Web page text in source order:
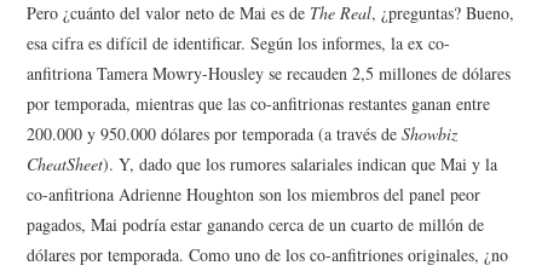
Pero ¿cuánto del valor neto de Mai es de The Real, ¿preguntas? Bueno,
esa cifra es difícil de identificar. Según los informes, la ex co-
anfitriona Tamera Mowry-Housley se recauden 2,5 millones de dólares
por temporada, mientras que las co-anfitrionas restantes ganan entre
200.000 y 950.000 dólares por temporada (a través deShowbiz
CheatSheet). Y, dado que los rumores salariales indican que Mai y la
co-anfitriona Adrienne Houghton son los miembros del panel peor
pagados, Mai podría estar ganando cerca de un cuarto de millón de
dólares por temporada. Como uno de los co-anfitriones originales, ¿no